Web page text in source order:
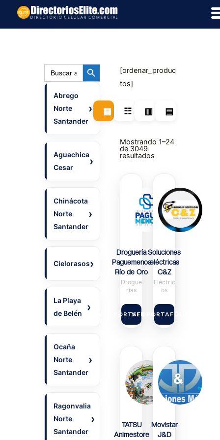
Buscar: BOTÓN DE BÚSQUEDA
Abrego
Norte
Santander
Aguachica
Cesar
Chinácota
Norte
Santander
Cielorasos
La Playa
de Belén
Ocaña
Norte
Santander
Ragonvalia
Norte
Santander
[ordenar_produc
tos]
▦ ☷ ▥ ▤
Mostrando 1–24
de 3049
resultados
Droguería
Paguemenos
Río de Oro
Drogue
rias
VER PORTAFOLIO
Soluciones
eléctricas
C&Z
Eléctric
os
VER PORTAFOLIO
TATSU
Animestore
Movistar
J&D